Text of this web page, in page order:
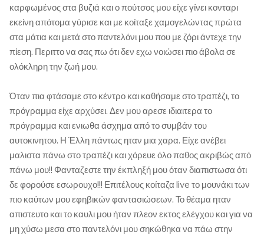
καρφωμένος στα βυζιά και ο πούτσος μου είχε γίνει κονταρι
εκείνη απότομα γύρισε και με κοίταξε χαμογελώντας πρώτα
στα μάτια και μετά στο παντελόνι μου που με ζόρι άντεχε την
πίεση. Περιττο να σας πω ότι δεν εχω νοιώσει πιο άβολα σε
ολόκληρη την ζωή μου.
Όταν πια φτάσαμε στο κέντρο και καθήσαμε στο τραπέζι, το
πρόγραμμα είχε αρχύσει. Δεν μου αρεσε ιδιαιτερα το
πρόγραμμα και ενιωθα άσχημα από το συμβάν του
αυτοκινητου. Η Έλλη πάντως ηταν μια χαρα. Είχε ανέβει
μαλιστα πάνω στο τραπέζι και χόρευε όλο παθος ακριβώς από
πάνω μου!! Φανταζεστε την έκπληξή μου όταν διαπιστωσα ότι
δε φορούσε εσωρουχο!!! Επιτέλους κοίταζα live το μουνάκι των
πιο καύτων μου εφηβικών φαντασιώσεων. Το θέαμα ηταν
απιστευτο και το καυλι μου ήταν πλεον εκτος ελέγχου και για να
μη χύσω μεσα στο παντελόνι μου σηκώθηκα να πάω στην